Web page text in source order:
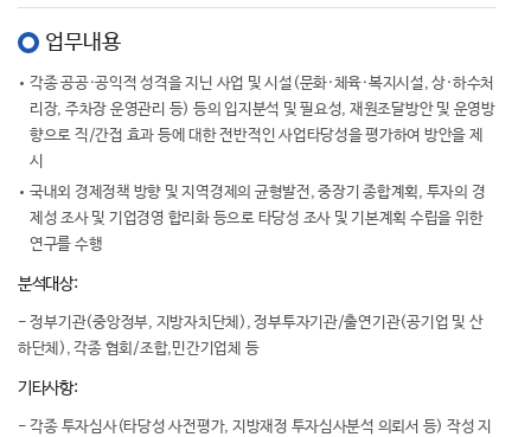
업무내용
각종 공공·공익적 성격을 지닌 사업 및 시설(문화·체육·복지시설, 상·하수처
리장, 주차장 운영관리 등) 등의 입지분석 및 필요성, 재원조달방안 및 운영방
향으로 직/간접 효과 등에 대한 전반적인 사업타당성을 평가하여 방안을 제
시
국내외 경제정책 방향 및 지역경제의 균형발전, 중장기 종합계획, 투자의 경
제성 조사 및 기업경영 합리화 등으로 타당성 조사 및 기본계획 수립을 위한
연구를 수행
분석대상:
- 정부기관(중앙정부, 지방자치단체), 정부투자기관/출연기관(공기업 및 산
하단체), 각종 협회/조합,민간기업체 등
기타사항:
- 각종 투자심사(타당성 사전평가, 지방재정 투자심사분석 의뢰서 등) 작성 지